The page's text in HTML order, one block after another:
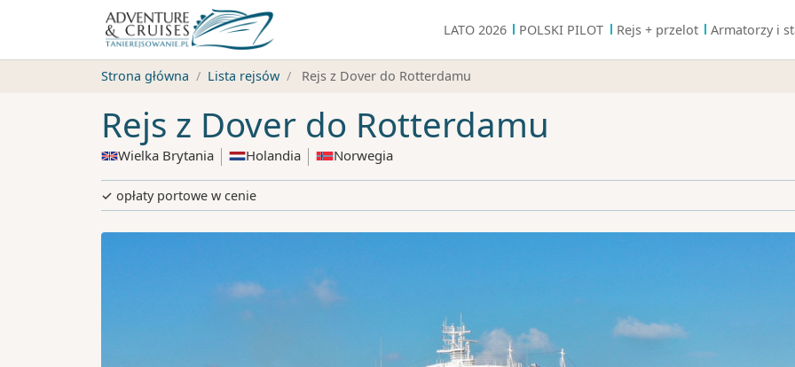
LATO 2026 POLSKI PILOT Rejs + przelot Armatorzy i
Strona główna Lista rejsów Rejs z Dover do Rotterdamu
Rejs z Dover do Rotterdamu
Wielka Brytania Holandia Norwegia
✓ opłaty portowe w cenie